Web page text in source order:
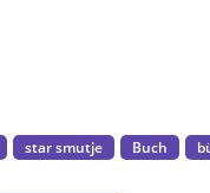
star smutje Buch